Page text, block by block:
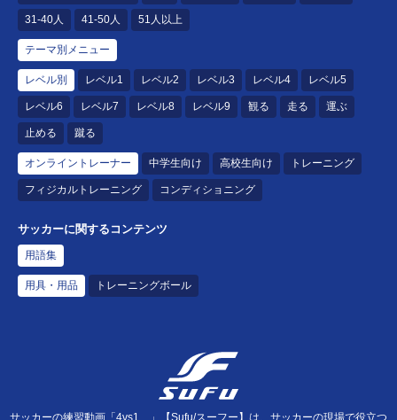
31-40人 41-50人 51人以上
テーマ別メニュー
レベル別 レベル1 レベル2 レベル3 レベル4 レベル5
レベル6 レベル7 レベル8 レベル9 観る 走る 運ぶ
止める 蹴る
オンライントレーナー 中学生向け 高校生向け トレーニング
フィジカルトレーニング コンディショニング
サッカーに関するコンテンツ
用語集
用具・用品 トレーニングボール
サッカーの練習動画「4vs1 」【Sufu/スーフー】は、サッカーの現場で役立つ